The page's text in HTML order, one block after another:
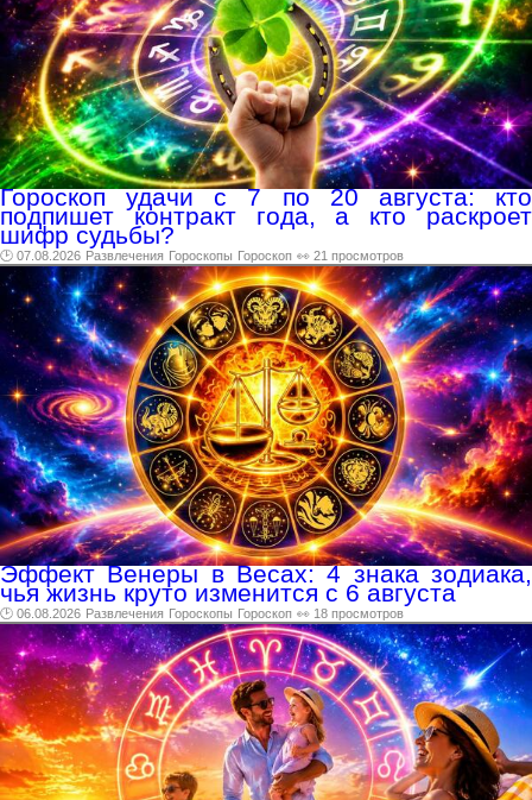
Гороскоп удачи с 7 по 20 августа: кто
подпишет контракт года, а кто раскроет
шифр судьбы?
🕑 07.08.2026 Развлечения Гороскопы Гороскоп 👀 21 просмотров
Эффект Венеры в Весах: 4 знака зодиака,
чья жизнь круто изменится с 6 августа
🕑 06.08.2026 Развлечения Гороскопы Гороскоп 👀 18 просмотров